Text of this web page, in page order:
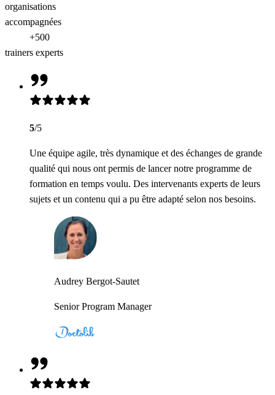
organisations
accompagnées
+500
trainers experts
5/5
Une équipe agile, très dynamique et des échanges de grande
qualité qui nous ont permis de lancer notre programme de
formation en temps voulu. Des intervenants experts de leurs
sujets et un contenu qui a pu être adapté selon nos besoins.
Audrey Bergot-Sautet
Senior Program Manager